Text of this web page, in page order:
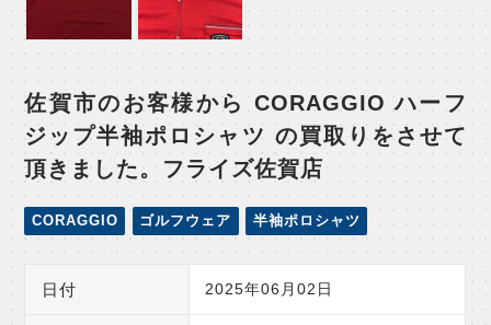
佐賀市のお客様から CORAGGIO ハーフ
ジップ半袖ポロシャツ の買取りをさせて
頂きました。フライズ佐賀店
CORAGGIO ゴルフウェア 半袖ポロシャツ
日付 2025年06月02日